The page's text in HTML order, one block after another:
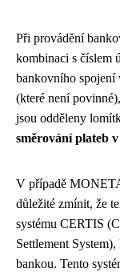
Při provádění
kombinaci s číslem
bankovního spojení
(které není
jsou odděleny
směrování plateb
V případě
důležité zmínit, že
systému CERTIS
Settlement
bankou. Tento